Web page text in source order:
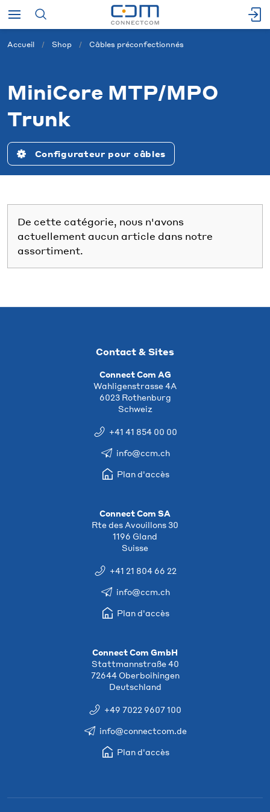
Accueil Shop Câbles préconfectionnés
MiniCore MTP/MPO
Trunk
Configurateur pour câbles
De cette catégorie, nous n'avons
actuellement aucun article dans notre
assortiment.
Contact & Sites
Connect Com AG
Wahligenstrasse 4A
6023 Rothenburg
Schweiz
+41 41 854 00 00
info@ccm.ch
Plan d'accès
Connect Com SA
Rte des Avouillons 30
1196 Gland
Suisse
+41 21 804 66 22
info@ccm.ch
Plan d'accès
Connect Com GmbH
Stattmannstraße 40
72644 Oberboihingen
Deutschland
+49 7022 9607 100
info@connectcom.de
Plan d'accès